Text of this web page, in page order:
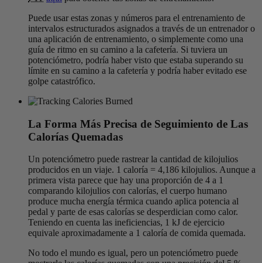
Puede usar estas zonas y números para el entrenamiento de
intervalos estructurados asignados a través de un entrenador o
una aplicación de entrenamiento, o simplemente como una
guía de ritmo en su camino a la cafetería. Si tuviera un
potenciómetro, podría haber visto que estaba superando su
límite en su camino a la cafetería y podría haber evitado ese
golpe catastrófico.
La Forma Más Precisa de Seguimiento de Las
Calorías Quemadas
Un potenciómetro puede rastrear la cantidad de kilojulios
producidos en un viaje. 1 caloría = 4,186 kilojulios. Aunque a
primera vista parece que hay una proporción de 4 a 1
comparando kilojulios con calorías, el cuerpo humano
produce mucha energía térmica cuando aplica potencia al
pedal y parte de esas calorías se desperdician como calor.
Teniendo en cuenta las ineficiencias, 1 kJ de ejercicio
equivale aproximadamente a 1 caloría de comida quemada.
No todo el mundo es igual, pero un potenciómetro puede